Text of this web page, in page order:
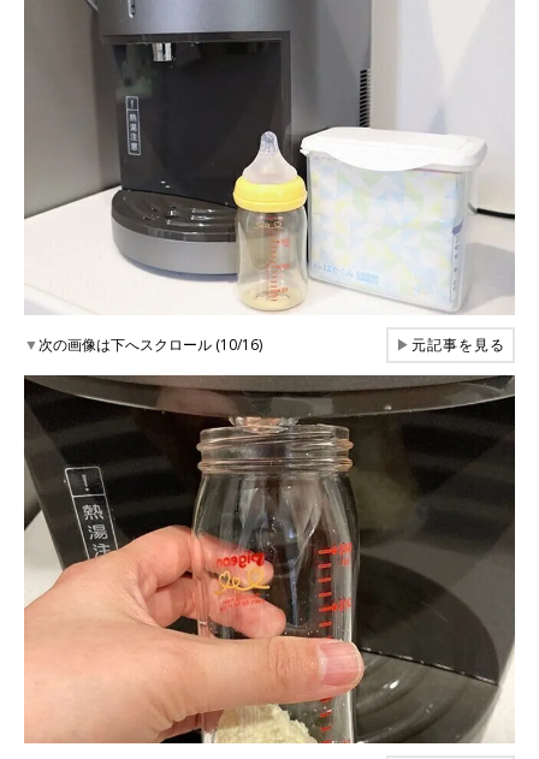
▼次の画像は下へスクロール (10/16) ▶元記事を見る